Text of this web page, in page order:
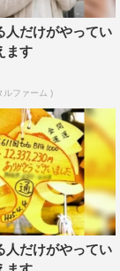
子（おの）が
の串を、コップ
たっぷりと浸
や、焼き鳥を味
い…。
あげうどん」
「鯖しゃぶ」
の名物「ホルモ
場する。
人だけがやってい
ます
ルファーム )
人だけがやってい